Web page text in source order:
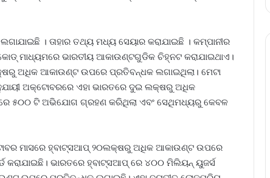
। ତାହାର ତଥ୍ୟ ମଧ୍ୟ ସେୟାର କରାଯାଇଛି । କମ୍ପାନୀର
ମାଧ୍ୟମରେ ଭାରତୀୟ ଆକାଉଣ୍ଟଗୁଡିକ ଚିହ୍ନଟ କରାଯାଇଥାଏ।
ଅଧିକ ଆକାଉଣ୍ଟ ଉପରେ ପ୍ରତିବନ୍ଧକ ଲଗାଇଥିଲା। ମେଟା
ଅକ୍ଟୋବରରେ ଏହା ଭାରତରେ ଦୁଇ ଲକ୍ଷରୁ ଅଧିକ
୫୦୦ ଟି ଅଭିଯୋଗ ଗ୍ରହଣ କରିଥିଲା ​​ଏବଂ ସେଥିମଧ୍ୟରୁ କେବଳ
ମାସରେ ହ୍ବାଟ୍ସଆପ୍‌ ୨୦ଲକ୍ଷରୁ ଅଧିକ ଆକାଉଣ୍ଟ ଉପରେ
କରାଯାଇଛି। ଭାରତରେ ହ୍ବାଟ୍ସଆପ୍‌ ରେ ୪୦୦ ମିଲିୟନ୍ ୟୁଜର୍ସ